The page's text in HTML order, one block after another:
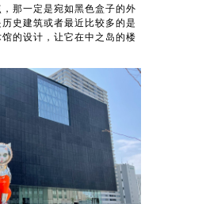
那一定是宛如黑色盒子的外
史建筑或者最近比较多的是
的设计，让它在中之岛的楼